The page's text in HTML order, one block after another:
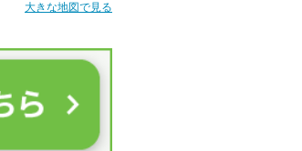
大きな地図で見る